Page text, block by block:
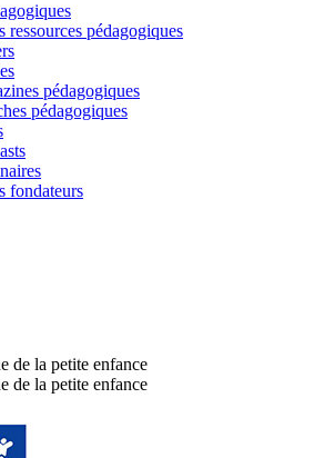
ressources pédagogiques
pédagogiques
pédagogiques
fondateurs